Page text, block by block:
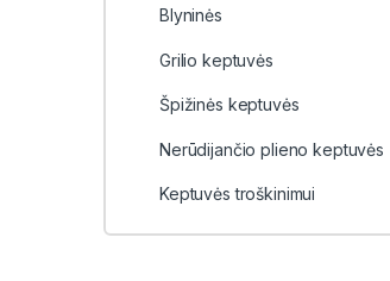
Blyninės
Grilio keptuvės
Špižinės keptuvės
Nerūdijančio plieno keptuvės
Keptuvės troškinimui